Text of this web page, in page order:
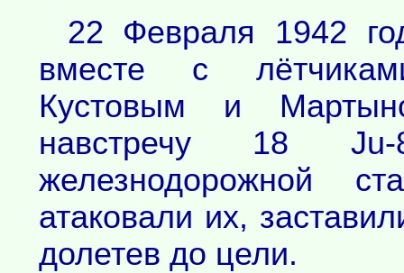
22 Февраля 1942
вместе с
Кустовым и
навстречу 18
железнодорожной
атаковали их,
долетев до цели.